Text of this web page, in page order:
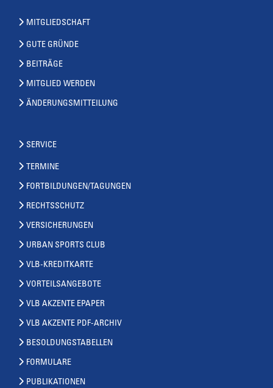
MITGLIEDSCHAFT
GUTE GRÜNDE
BEITRÄGE
MITGLIED WERDEN
ÄNDERUNGSMITTEILUNG
SERVICE
TERMINE
FORTBILDUNGEN/TAGUNGEN
RECHTSSCHUTZ
VERSICHERUNGEN
URBAN SPORTS CLUB
VLB-KREDITKARTE
VORTEILSANGEBOTE
VLB AKZENTE EPAPER
VLB AKZENTE PDF-ARCHIV
BESOLDUNGSTABELLEN
FORMULARE
PUBLIKATIONEN